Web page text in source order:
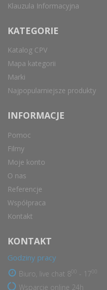
Klauzula Informacyjna
KATEGORIE
Katalog CPV
Mapa kategorii
Marki
Najpopularniejsze produkty
INFORMACJE
Pomoc
Filmy
Moje konto
O nas
Referencje
Współpraca
Kontakt
KONTAKT
Godziny pracy
Biuro, live chat 8 - 17
Wsparcie online 24h